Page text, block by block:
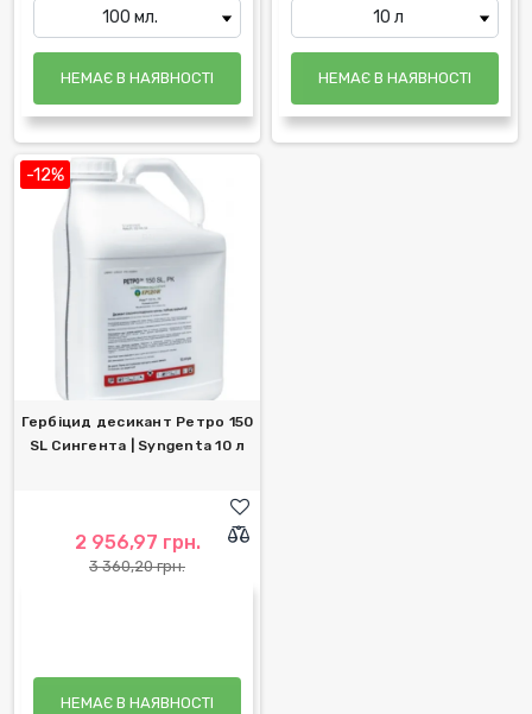
НЕМАЄ В НАЯВНОСТІ НЕМАЄ В НАЯВНОСТІ
-12%
Гербіцид десикант Ретро 150
SL Сингента | Syngenta 10 л
2 956,97 грн.
3 360,20 грн.
НЕМАЄ В НАЯВНОСТІ